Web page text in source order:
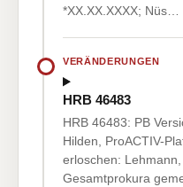
*XX.XX.XXXX; Nüs…
VERÄNDERUNGEN
HRB 46483
HRB 46483: PB
Hilden, ProACTIV-
erloschen:
Gesamtprokura